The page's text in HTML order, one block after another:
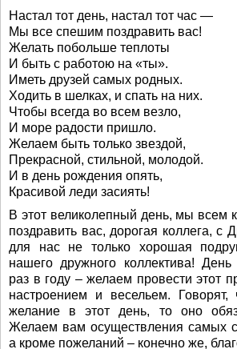
Настал тот день, настал тот час —
Мы все спешим поздравить вас!
Желать побольше теплоты
И быть с работою на «ты».
Иметь друзей самых родных.
Ходить в шелках, и спать на них.
Чтобы всегда во всем везло,
И море радости пришло.
Желаем быть только звездой,
Прекрасной, стильной, молодой.
И в день рождения опять,
Красивой леди засиять!
В этот великолепный день, мы всем
поздравить вас, дорогая коллега,
для нас не только хорошая
нашего дружного коллектива!
раз в году – желаем провести этот
настроением и весельем. Говорят,
желание в этот день, то оно
Желаем вам осуществления самых
а кроме пожеланий – конечно же,